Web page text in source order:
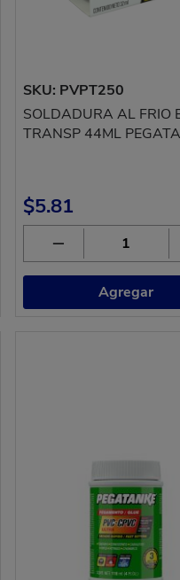
SKU: PVPT250
SOLDADURA AL FRIO
TRANSP 44ML
$5.81
Agregar